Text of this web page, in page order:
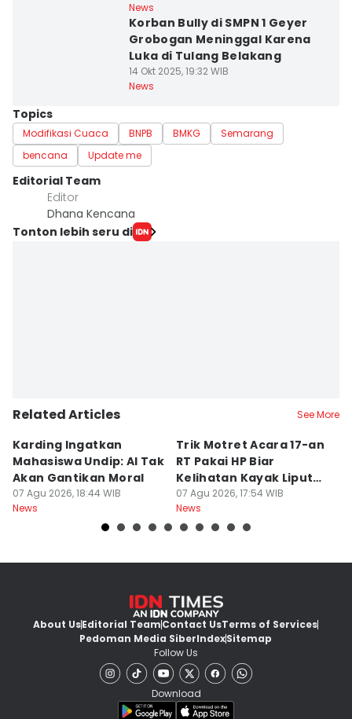
News
Korban Bully di SMPN 1 Geyer
Grobogan Meninggal Karena
Luka di Tulang Belakang
14 Okt 2025, 19:32 WIB
News
Topics
Modifikasi Cuaca BNPB BMKG
Semarang
bencana
Update me
Editorial Team
Editor
Dhana Kencana
Tonton lebih seru di
Related Articles See More
Karding Ingatkan
Mahasiswa Undip: AI Tak
Akan Gantikan Moral
07 Agu 2026, 18:44 WIB
News
Trik Motret Acara 17-an
RT Pakai HP Biar
Kelihatan Kayak Liputan
Festival Nasional
07 Agu 2026, 17:54 WIB
News
About UsEditorial TeamContact UsTerms of Services
Pedoman Media SiberIndexSitemap
Follow Us
Download